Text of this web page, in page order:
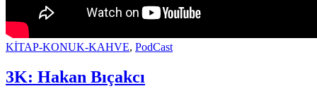
KİTAP-KONUK-KAHVE, PodCast
3K: Hakan Bıçakcı